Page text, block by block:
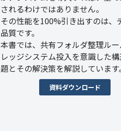
されるわけではありません。
その性能を100%引き出すのは、
品質です。
本書では、共有フォルダ整理ル
レッジシステム投入を意識した
題とその解決策を解説しています。
資料ダウンロード